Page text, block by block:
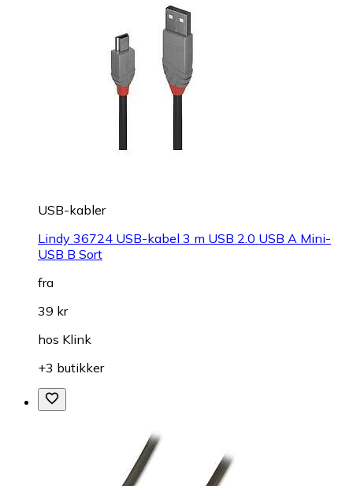
USB-kabler
Lindy 36724 USB-kabel 3 m USB 2.0 USB A Mini-
USB B Sort
fra
39 kr
hos Klink
+3 butikker